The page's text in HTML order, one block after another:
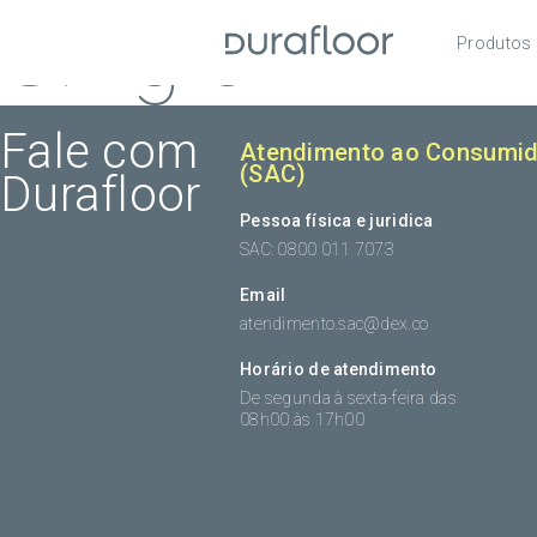
Produtos
Single
Fale com
Durafloor
Atendimento ao
(SAC)
Pessoa física e juridica
SAC: 0800 011 7073
Email
atendimento.sac@dex.co
Horário de atendimento
De segunda à sexta-feira das
08h00 às 17h00